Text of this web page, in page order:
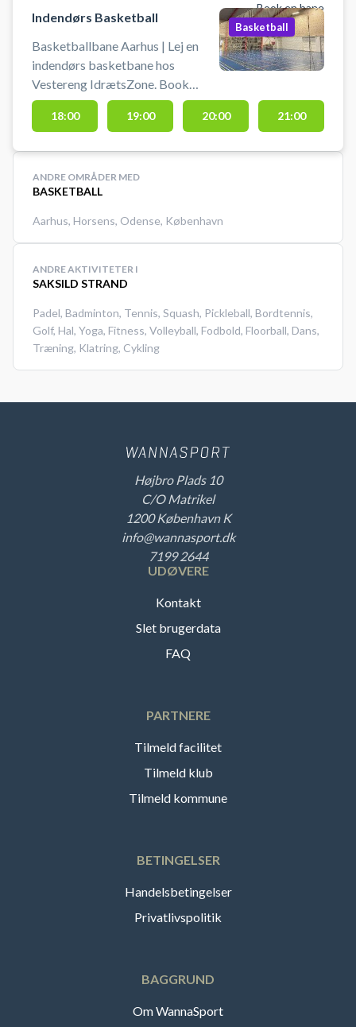
Book en bane
Indendørs Basketball
Basketballbane Aarhus | Lej en
indendørs basketbane hos
Vestereng IdrætsZone. Book
basketballbane og spil basketball
i Aarhus på en indendørsbane hos
60 min. ad gangen. Medbring egen
bold. Gratis parkering ved grus
parkeringen 50 meter fra hallen.
Basketball
18:00 19:00 20:00 21:00
ANDRE OMRÅDER MED
BASKETBALL
Aarhus, Horsens, Odense, København
ANDRE AKTIVITETER I
SAKSILD STRAND
Padel, Badminton, Tennis, Squash, Pickleball, Bordtennis,
Golf, Hal, Yoga, Fitness, Volleyball, Fodbold, Floorball, Dans,
Træning, Klatring, Cykling
Højbro Plads 10
C/O Matrikel
1200 København K
info@wannasport.dk
7199 2644
UDØVERE
Kontakt
Slet brugerdata
FAQ
PARTNERE
Tilmeld facilitet
Tilmeld klub
Tilmeld kommune
BETINGELSER
Handelsbetingelser
Privatlivspolitik
BAGGRUND
Om WannaSport